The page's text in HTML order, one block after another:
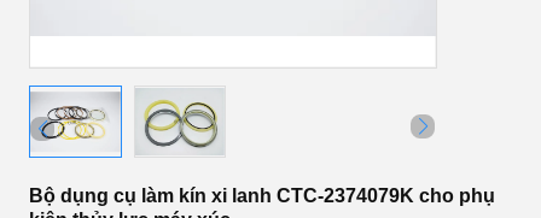
Bộ dụng cụ làm kín xi lanh CTC-2374079K cho phụ